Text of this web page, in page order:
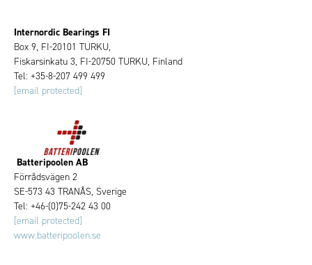
Internordic Bearings FI
Box 9, FI-20101 TURKU,
Fiskarsinkatu 3, FI-20750 TURKU, Finland
Tel: +35-8-207 499 499
[email protected]
Batteripoolen AB
Förrådsvägen 2
SE-573 43 TRANÅS, Sverige
Tel: +46-(0)75-242 43 00
[email protected]
www.batteripoolen.se